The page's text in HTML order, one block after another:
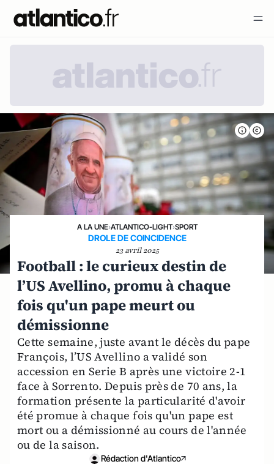
A LA UNE›ATLANTICO-LIGHT›SPORT
DROLE DE COINCIDENCE
23 avril 2025
Football : le curieux destin de
l’US Avellino, promu à chaque
fois qu'un pape meurt ou
démissionne
Cette semaine, juste avant le décès du pape
François, l’US Avellino a validé son
accession en Serie B après une victoire 2-1
face à Sorrento. Depuis près de 70 ans, la
formation présente la particularité d'avoir
été promue à chaque fois qu'un pape est
mort ou a démissionné au cours de l'année
ou de la saison.
Rédaction d'Atlantico